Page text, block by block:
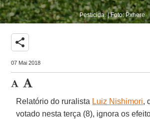
Pesticida. | Foto: Pxhere
share
07 Mai 2018
Relatório do ruralista Luiz Nishimori,
votado nesta terça (8), ignora os